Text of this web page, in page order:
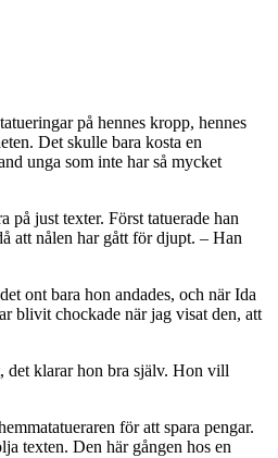
på hennes kropp, hennes
Det skulle bara kosta en
unga som inte har så mycket
på just texter. Först tatuerade han
att nålen har gått för djupt. – Han
ont bara hon andades, och när Ida
blivit chockade när jag visat den, att
det klarar hon bra själv. Hon vill
för att spara pengar.
texten. Den här gången hos en